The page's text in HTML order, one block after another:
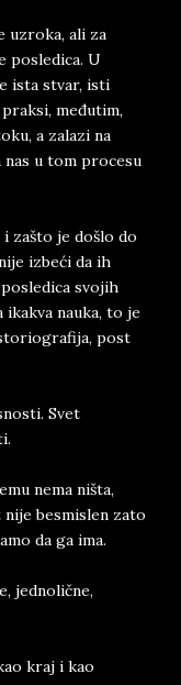
uzroka, ali za
posledica. U
ista stvar, isti
međutim,
a zalazi na
nas u tom procesu
i zašto je došlo do
izbeći da ih
svojih
nauka, to je
post
Svet
nema ništa,
nije besmislen zato
da ga ima.
jednolične,
kraj i kao